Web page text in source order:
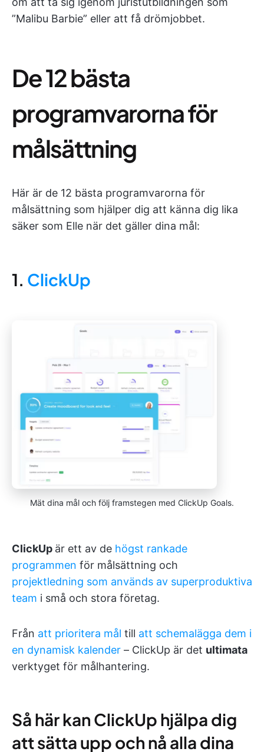
”Malibu Barbie” eller att få drömjobbet.
De 12 bästa
programvarorna för
målsättning
Här är de 12 bästa programvarorna för
målsättning som hjälper dig att känna dig lika
säker som Elle när det gäller dina mål:
1. ClickUp
Mät dina mål och följ framstegen med ClickUp Goals.
ClickUp är ett av de högst rankade
programmen för målsättning och
projektledning som används av superproduktiva
team i små och stora företag.
Från att prioritera mål till att schemalägga dem i
en dynamisk kalender – ClickUp är det ultimata
verktyget för målhantering.
Så här kan ClickUp hjälpa dig
att sätta upp och nå alla dina